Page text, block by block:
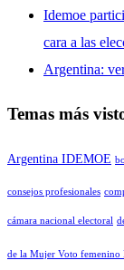
Idemoe
cara a las
Argentina:
Temas más
Argentina IDEMOE
consejos profesionales
cámara nacional electoral
de la Mujer Voto femenino